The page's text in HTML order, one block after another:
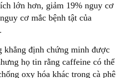
lớn hơn, giảm 19% nguy cơ
cơ mắc bệnh tật của
khẳng định chứng minh được
họ tin rằng caffeine có thể
oxy hóa khác trong cà phê